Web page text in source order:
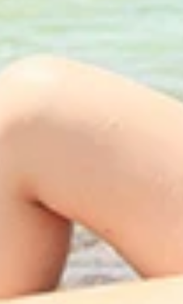
週刊プレイボーイ』２７号に